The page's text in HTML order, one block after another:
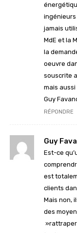
ingénieurs
jamais
MdE et la
la
oeuvre
souscrite
mais aussi
Guy
RÉPONDRE
Guy
Est-ce
est
clients
Mais non,
des
»rattraper